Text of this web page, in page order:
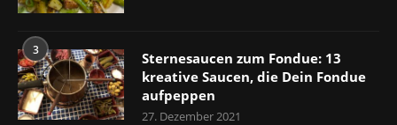
3
Sternesaucen zum Fondue: 13
kreative Saucen, die Dein Fondue
aufpeppen
27. Dezember 2021